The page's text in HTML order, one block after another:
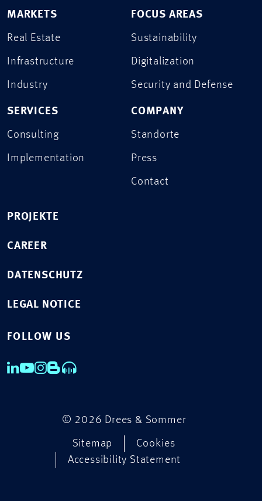
MARKETS
Real Estate
Infrastructure
Industry
SERVICES
Consulting
Implementation
FOCUS AREAS
Sustainability
Digitalization
Security and Defense
COMPANY
Standorte
Press
Contact
PROJEKTE
CAREER
DATENSCHUTZ
LEGAL NOTICE
FOLLOW US
© 2026 Drees & Sommer
Sitemap
Cookies
Accessibility Statement